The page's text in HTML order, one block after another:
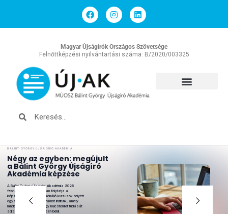
Magyar Újságírók Országos Szövetsége
Felnőttképzési nyilvántartási száma: B/2020/003325
BÁLINT GYÖRGY ÚJSÁGÍRÓ AKADÉMIA
Négy az egyben: megújult
a Bálint György Újságíró
Akadémia képzése
A Bálint György Újságíró Akadémia 2026
februárjától új struktúrában folytatja a
képzéseit. Az eddigi, különálló kurzusok helyett
egységes, átfogó programot indítunk, amely
minden hallgatónknak négy kulcsterület tudását
adja át egyetlen képzésen belül.